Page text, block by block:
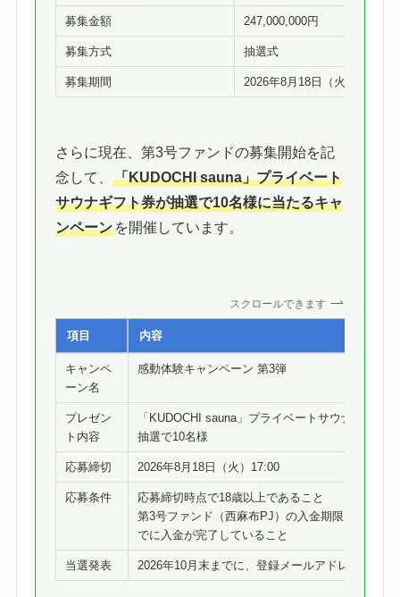
募集金額 247,000,000円
募集方式 抽選式
募集期間 2026年8月18日（火）17:00ま
さらに現在、第3号ファンドの募集開始を記
念して、「KUDOCHI sauna」プライベート
サウナギフト券が抽選で10名様に当たるキャ
ンペーン を開催しています。
スクロールできます
項目 内容
キャンペ
ーン名
感動体験キャンペーン 第3弾
プレゼン
ト内容
「KUDOCHI sauna」プライベートサウナギフト券
抽選で10名様
応募締切 2026年8月18日（火）17:00
応募条件
応募締切時点で18歳以上であること
第3号ファンド（西麻布PJ）の入金期限（2026年
でに入金が完了していること
当選発表 2026年10月末までに、登録メールアドレス宛に連